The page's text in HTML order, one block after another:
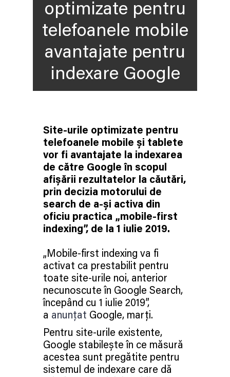
optimizate pentru
telefoanele mobile
avantajate pentru
indexare Google
Site-urile optimizate pentru
telefoanele mobile și tablete
vor fi avantajate la indexarea
de către Google în scopul
afișării rezultatelor la căutări,
prin decizia motorului de
search de a-și activa din
oficiu practica „mobile-first
indexing”, de la 1 iulie 2019.
„Mobile-first indexing va fi
activat ca prestabilit pentru
toate site-urile noi, anterior
necunoscute în Google Search,
începând cu 1 iulie 2019”,
a anunțat Google, marți.
Pentru site-urile existente,
Google stabilește în ce măsură
acestea sunt pregătite pentru
sistemul de indexare care dă